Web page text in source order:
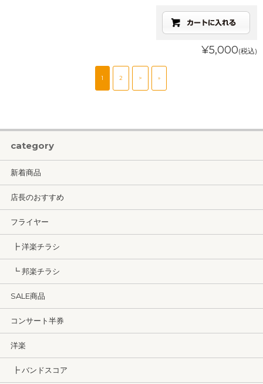
¥5,000(税込)
1 2 > »
category
新着商品
店長のおすすめ
フライヤー
┣ 洋楽チラシ
┗ 邦楽チラシ
SALE商品
コンサート半券
洋楽
┣ バンドスコア